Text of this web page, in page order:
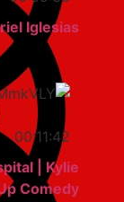
Gabriel Iglesias
00:11:42
Hospital | Kylie
Up Comedy